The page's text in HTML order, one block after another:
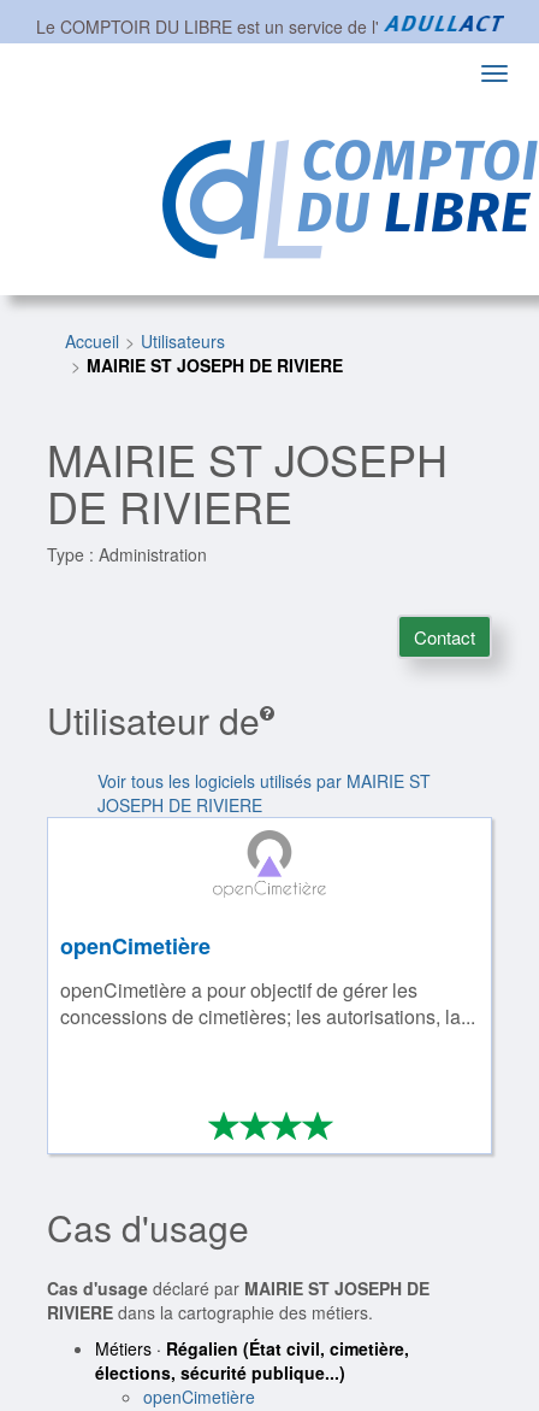
Le COMPTOIR DU LIBRE est un service de l'
Accueil
Utilisateurs
MAIRIE ST JOSEPH DE RIVIERE
MAIRIE ST JOSEPH
DE RIVIERE
Type : Administration
Contact
Utilisateur de
Voir tous les logiciels utilisés par MAIRIE ST
JOSEPH DE RIVIERE
openCimetière
openCimetière a pour objectif de gérer les
concessions de cimetières; les autorisations, la...
****
4/4
Cas d'usage
Cas d'usage déclaré par MAIRIE ST JOSEPH DE
RIVIERE dans la cartographie des métiers.
Métiers · Régalien (État civil, cimetière,
élections, sécurité publique...)
openCimetière